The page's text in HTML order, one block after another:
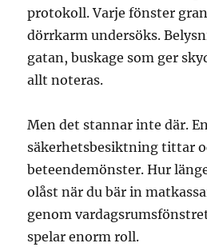
protokoll. Varje fönster
dörrkarm undersöks.
gatan, buskage som ger
allt noteras.
Men det stannar inte där.
säkerhetsbesiktning tittar
beteendemönster. Hur
olåst när du bär in
genom
spelar enorm roll.